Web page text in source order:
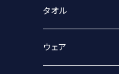
タオル
スポーツタオル
ウェア